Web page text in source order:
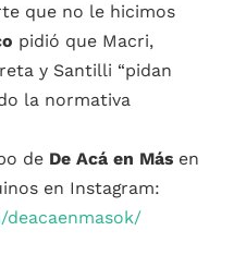
que no le hicimos
pidió que Macri,
y Santilli “pidan
la normativa
de De Acá en Más en
en Instagram: